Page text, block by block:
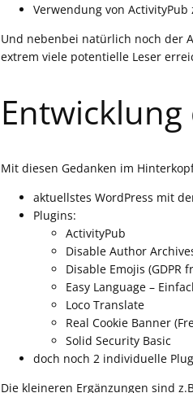
Verwendung von
Und nebenbei natürlich noch der
extrem viele potentielle Leser
Mit diesen Gedanken im
aktuellstes WordPress mit
Plugins:
ActivityPub
Disable Author
Disable Emojis (GDPR
Easy Language –
Loco Translate
Real Cookie Banner
Solid Security Basic
doch noch 2 individuelle
Die kleineren Ergänzungen sind